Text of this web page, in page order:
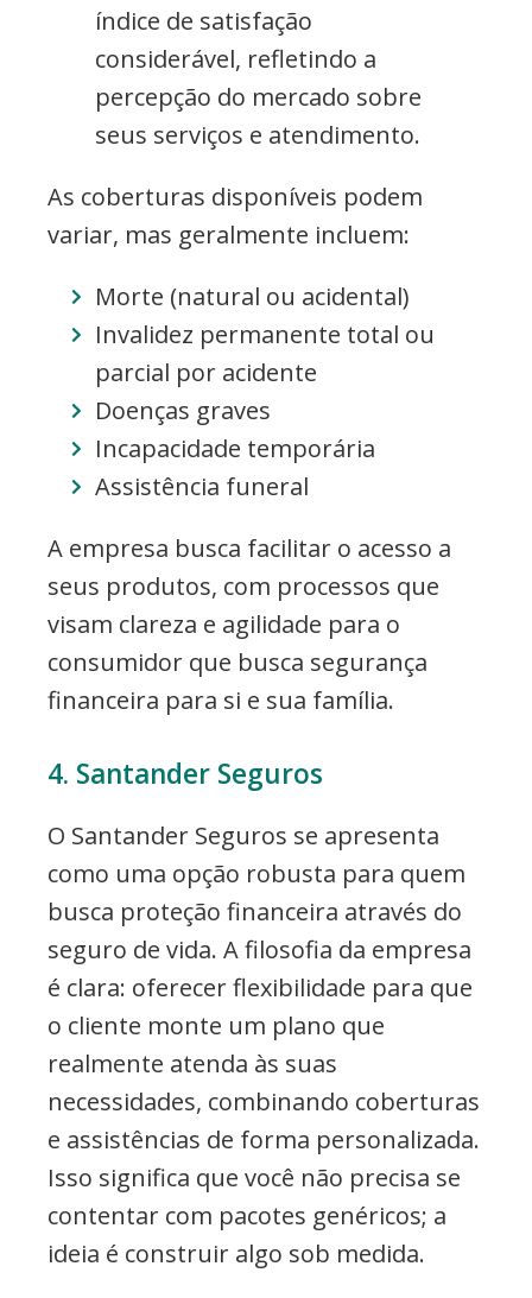
índice de satisfação
considerável, refletindo a
percepção do mercado sobre
seus serviços e atendimento.
As coberturas disponíveis podem
variar, mas geralmente incluem:
Morte (natural ou acidental)
Invalidez permanente total ou
parcial por acidente
Doenças graves
Incapacidade temporária
Assistência funeral
A empresa busca facilitar o acesso a
seus produtos, com processos que
visam clareza e agilidade para o
consumidor que busca segurança
financeira para si e sua família.
4. Santander Seguros
O Santander Seguros se apresenta
como uma opção robusta para quem
busca proteção financeira através do
seguro de vida. A filosofia da empresa
é clara: oferecer flexibilidade para que
o cliente monte um plano que
realmente atenda às suas
necessidades, combinando coberturas
e assistências de forma personalizada.
Isso significa que você não precisa se
contentar com pacotes genéricos; a
ideia é construir algo sob medida.